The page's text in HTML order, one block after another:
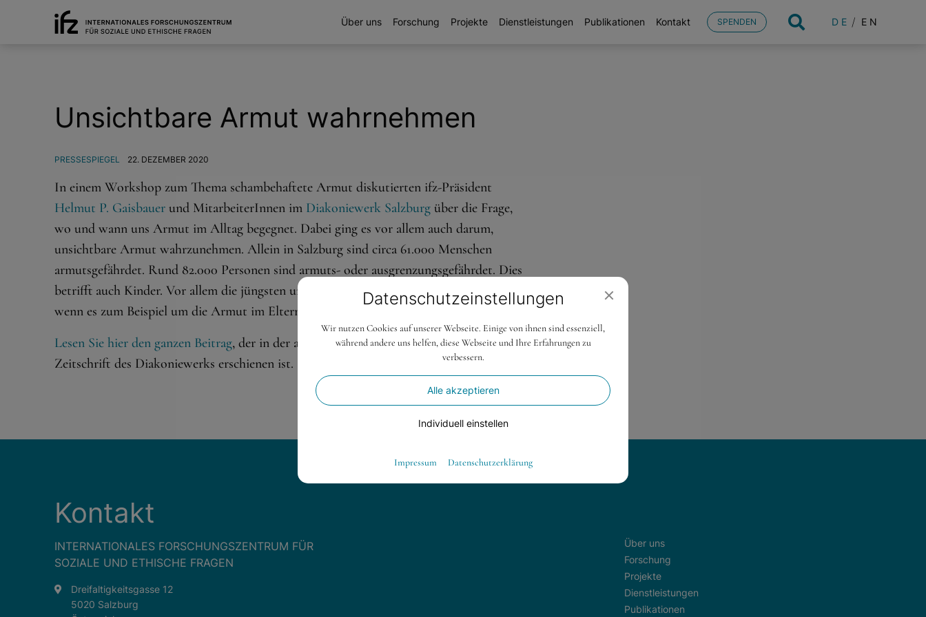
Über uns Forschung Projekte Dienstleistungen Publikationen Kontakt SPENDEN DE EN
Unsichtbare Armut wahrnehmen
PRESSESPIEGEL 22. DEZEMBER 2020
In einem Workshop zum Thema schambehaftete Armut diskutierten ifz-Präsident
Helmut P. Gaisbauer und MitarbeiterInnen im Diakoniewerk Salzburg über die Frage,
wo und wann uns Armut im Alltag begegnet. Dabei ging es vor allem auch darum,
unsichtbare Armut wahrzunehmen. Allein in Salzburg sind circa 61.000 Menschen
armutsgefährdet. Rund 82.000 Personen sind armuts- oder ausgrenzungsgefährdet. Dies
betrifft auch Kinder. Vor allem die jüngsten unserer Gesellschaft empfinden oft Scham,
wenn es zum Beispiel um die Armut im Elternhaus geht.
Lesen Sie hier den ganzen Beitrag, der in der aktuellen Ausgabe (04/2020) der
Zeitschrift des Diakoniewerks erschienen ist.
Kontakt
INTERNATIONALES FORSCHUNGSZENTRUM FÜR
SOZIALE UND ETHISCHE FRAGEN
Dreifaltigkeitsgasse 12
5020 Salzburg
Über uns
Forschung
Projekte
Dienstleistungen
Publikationen
Datenschutz­einstellungen
Wir nutzen Cookies auf unserer Webseite. Einige von ihnen sind essenziell,
während andere uns helfen, diese Webseite und Ihre Erfahrungen zu
verbessern.
Alle akzeptieren
Individuell einstellen
Essenzielle Cookies ermöglichen grundlegende Funktionen und sind für die
Impressum Datenschutzerklärung